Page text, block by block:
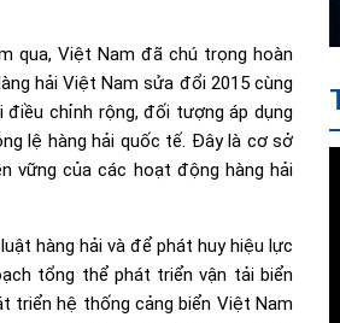
qua, Việt Nam đã chú trọng hoàn
hải Việt Nam sửa đổi 2015 cùng
điều chỉnh rộng, đối tượng áp dụng
lệ hàng hải quốc tế. Đây là cơ sở
vững của các hoạt động hàng hải
hàng hải và để phát huy hiệu lực
tổng thể phát triển vận tải biển
triển hệ thống cảng biển Việt Nam